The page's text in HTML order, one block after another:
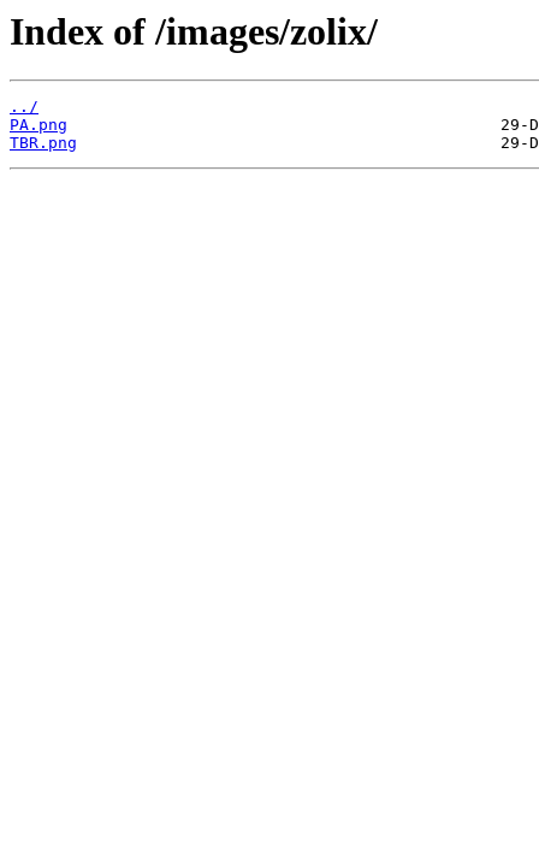
Index of /images/zolix/
../
PA.png
TBR.png